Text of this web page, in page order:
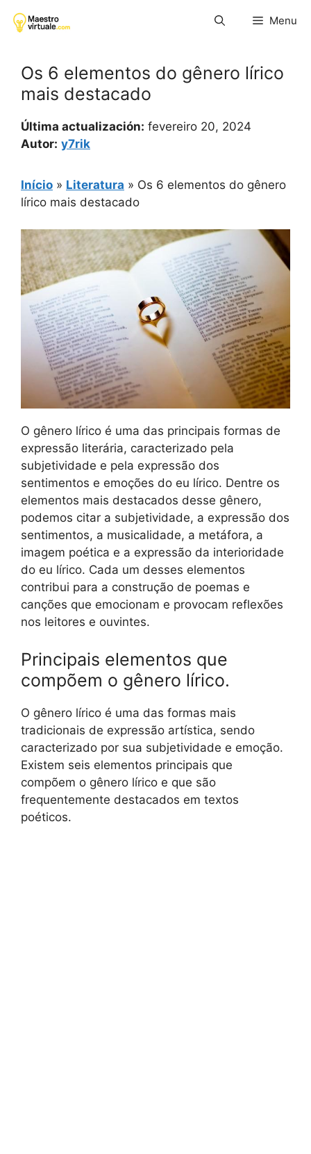
para
Menu
Os 6 elementos do gênero lírico
mais destacado
Última actualización: fevereiro 20, 2024
Autor: y7rik
Início » Literatura » Os 6 elementos do gênero
lírico mais destacado
O gênero lírico é uma das principais formas de
expressão literária, caracterizado pela
subjetividade e pela expressão dos
sentimentos e emoções do eu lírico. Dentre os
elementos mais destacados desse gênero,
podemos citar a subjetividade, a expressão dos
sentimentos, a musicalidade, a metáfora, a
imagem poética e a expressão da interioridade
do eu lírico. Cada um desses elementos
contribui para a construção de poemas e
canções que emocionam e provocam reflexões
nos leitores e ouvintes.
Principais elementos que
compõem o gênero lírico.
O gênero lírico é uma das formas mais
tradicionais de expressão artística, sendo
caracterizado por sua subjetividade e emoção.
Existem seis elementos principais que
compõem o gênero lírico e que são
frequentemente destacados em textos
poéticos.